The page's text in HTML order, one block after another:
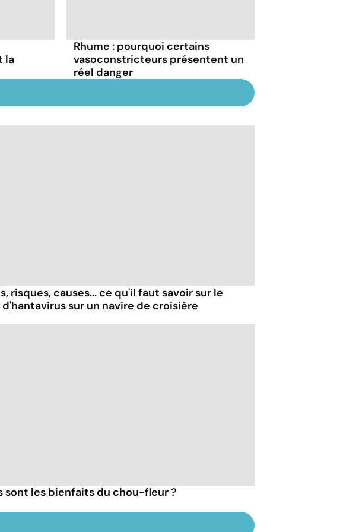
la
Rhume : pourquoi certains
vasoconstricteurs présentent un
réel danger
risques, causes... ce qu'il faut savoir sur le
sur un navire de croisière
sont les bienfaits du chou-fleur ?